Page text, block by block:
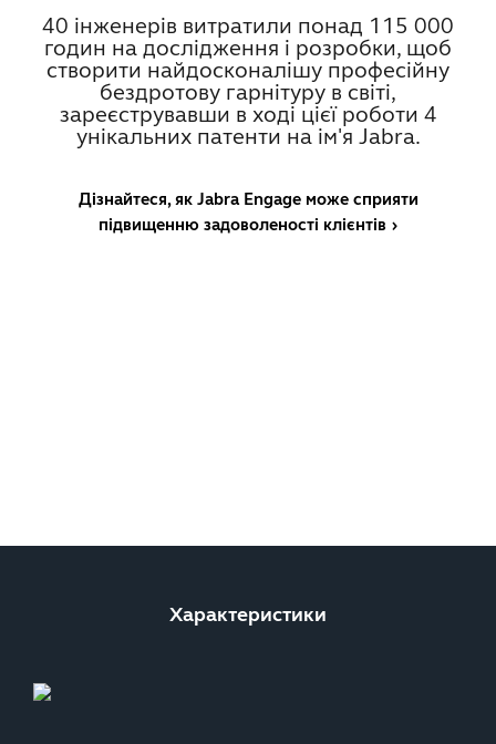
40 інженерів витратили понад 115 000
годин на дослідження і розробки, щоб
створити найдосконалішу професійну
бездротову гарнітуру в світі,
зареєструвавши в ході цієї роботи 4
унікальних патенти на ім'я Jabra.
Дізнайтеся, як Jabra Engage може сприяти
підвищенню задоволеності клієнтів
Характеристики